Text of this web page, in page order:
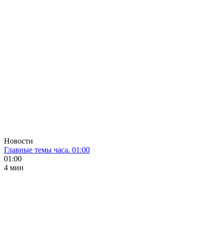
Новости
Главные темы часа. 01:00
01:00
4 мин